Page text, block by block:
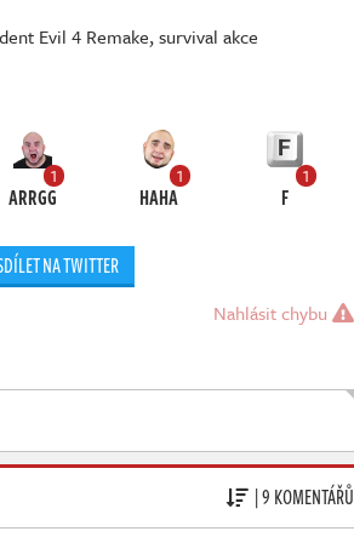
Evil 4 Remake,survival akce
1
ARRGG
1
HAHA
1
F
NA TWITTER
Nahlásit chybu
| 9 KOMENTÁŘŮ